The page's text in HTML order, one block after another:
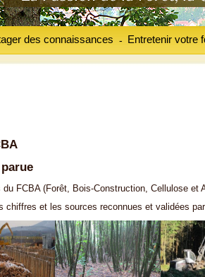
des connaissances Entretenir votre
-
du FCBA (Forêt, Bois-Construction, Cellulose et
chiffres et les sources reconnues et validées